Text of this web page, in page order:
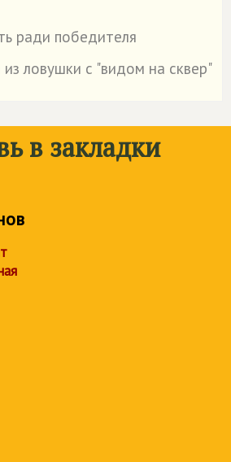
ради победителя
из ловушки с "видом на сквер"
в закладки